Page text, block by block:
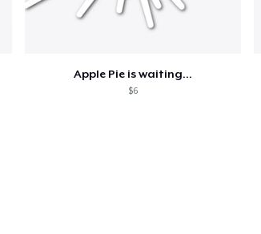
Apple Pie is waiting...
$6